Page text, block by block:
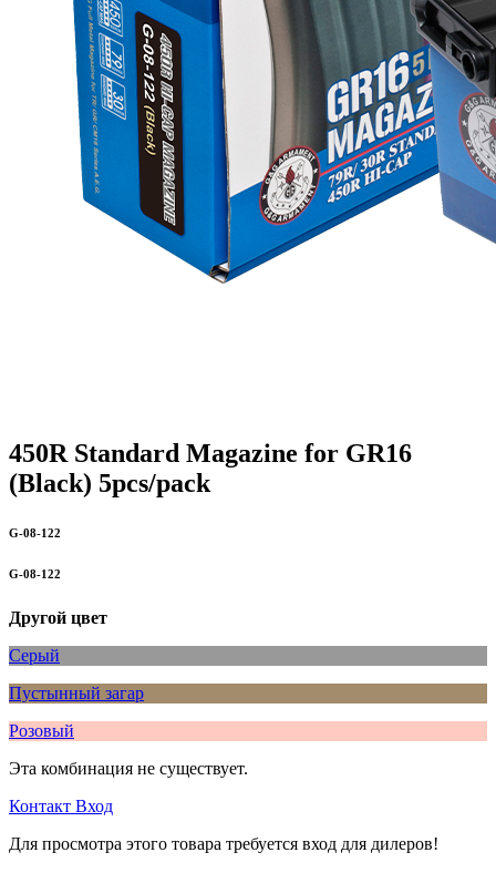
450R Standard Magazine for GR16
(Black) 5pcs/pack
G-08-122
G-08-122
Другой цвет
Серый
Пустынный загар
Розовый
Эта комбинация не существует.
Контакт Вход
Для просмотра этого товара требуется вход для дилеров!